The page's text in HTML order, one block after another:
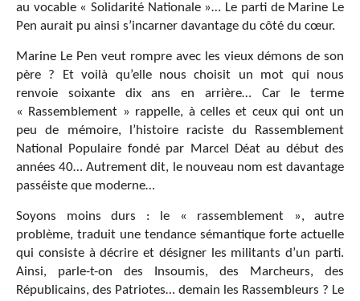
au vocable « Solidarité Nationale »… Le parti de Marine Le
Pen aurait pu ainsi s’incarner davantage du côté du cœur.
Marine Le Pen veut rompre avec les vieux démons de son
père ? Et voilà qu’elle nous choisit un mot qui nous
renvoie soixante dix ans en arrière… Car le terme
« Rassemblement » rappelle, à celles et ceux qui ont un
peu de mémoire, l’histoire raciste du Rassemblement
National Populaire fondé par Marcel Déat au début des
années 40… Autrement dit, le nouveau nom est davantage
passéiste que moderne…
Soyons moins durs : le « rassemblement », autre
problème, traduit une tendance sémantique forte actuelle
qui consiste à décrire et désigner les militants d’un parti.
Ainsi, parle-t-on des Insoumis, des Marcheurs, des
Républicains, des Patriotes… demain les Rassembleurs ? Le